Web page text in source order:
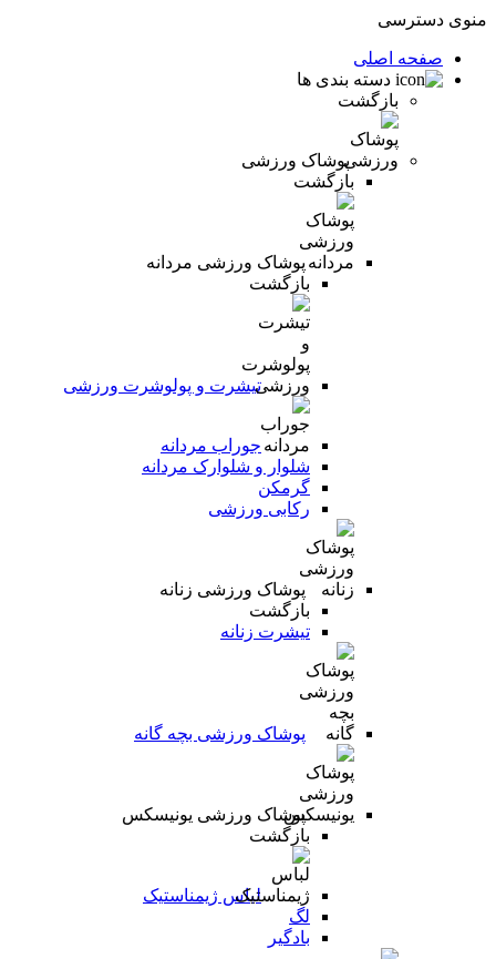
منوی دسترسی
صفحه اصلی
دسته بندی ها
بازگشت
پوشاک ورزشی
بازگشت
پوشاک ورزشی مردانه
بازگشت
تیشرت و پولوشرت ورزشی
جوراب مردانه
شلوار و شلوارک مردانه
گرمکن
رکابی ورزشی
پوشاک ورزشی زنانه
بازگشت
تیشرت زنانه
پوشاک ورزشی بچه گانه
پوشاک ورزشی یونیسکس
بازگشت
لباس ژیمناستیک
لگ
بادگیر